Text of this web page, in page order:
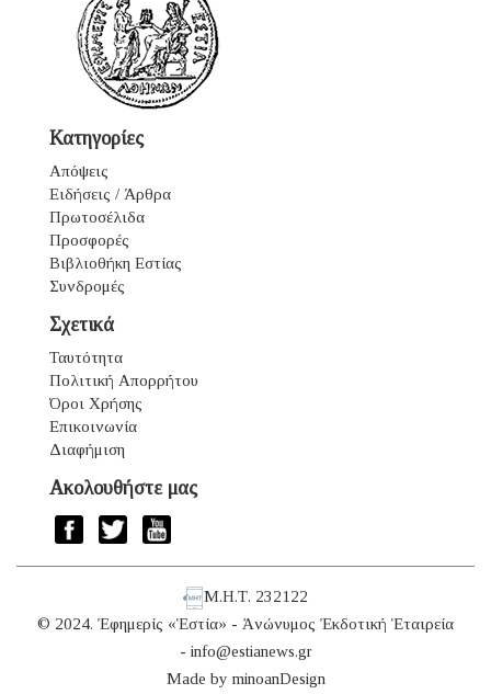
Κατηγορίες
Απόψεις
Ειδήσεις / Άρθρα
Πρωτοσέλιδα
Προσφορές
Βιβλιοθήκη Εστίας
Συνδρομές
Σχετικά
Ταυτότητα
Πολιτική Απορρήτου
Όροι Χρήσης
Επικοινωνία
Διαφήμιση
Ακολουθήστε μας
Μ.Η.Τ. 232122
© 2024. Ἐφημερίς «Ἑστία» - Ἀνώνυμος Ἐκδοτική Ἑταιρεία
- info@estianews.gr
Made by minoanDesign